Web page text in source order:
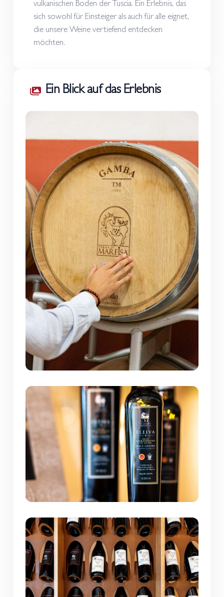
vulkanischen Boden der Tuscia. Ein Erlebnis, das
sich sowohl für Einsteiger als auch für alle eignet,
die unsere Weine vertiefend entdecken
möchten.
Ein Blick auf das Erlebnis